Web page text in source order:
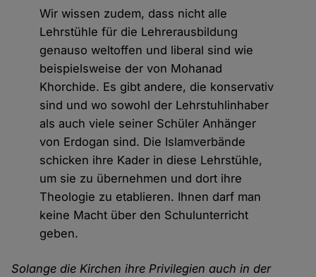
Wir wissen zudem, dass nicht alle
Lehrstühle für die Lehrerausbildung
genauso weltoffen und liberal sind wie
beispielsweise der von Mohanad
Khorchide. Es gibt andere, die konservativ
sind und wo sowohl der Lehrstuhlinhaber
als auch viele seiner Schüler Anhänger
von Erdogan sind. Die Islamverbände
schicken ihre Kader in diese Lehrstühle,
um sie zu übernehmen und dort ihre
Theologie zu etablieren. Ihnen darf man
keine Macht über den Schulunterricht
geben.
Solange die Kirchen ihre Privilegien auch in der